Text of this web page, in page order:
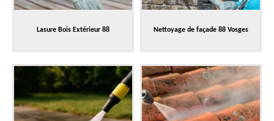
Lasure Bois Extérieur 88 Nettoyage de façade 88 Vosges